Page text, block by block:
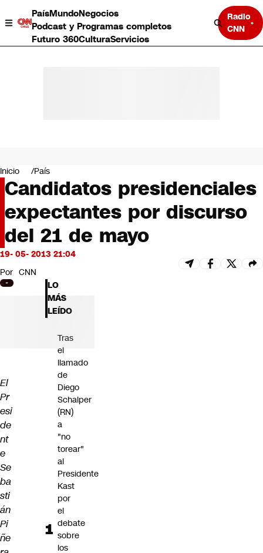
PaísMundoNegocios
Podcast y Programas completos
Futuro 360CulturaServicios
Radio
CNN
Negocios
Deportes
Programas completos
Cultura
Servicios
Bits
CNN tiempo
Futuro 360
Opinión
Inicio País
Candidatos presidenciales
expectantes por discurso
del 21 de mayo
19- 05- 2013 21:04
Por CNN
El
Pr
esi
de
nt
e
Se
ba
sti
án
Pi
ñe
LO
MÁS
LEÍDO
Tras
el
llamado
de
Diego
Schalper
(RN)
a
"no
torear"
al
Presidente
Kast
por
el
debate
sobre
los